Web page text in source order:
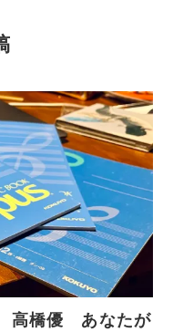
高橋優 あなたが